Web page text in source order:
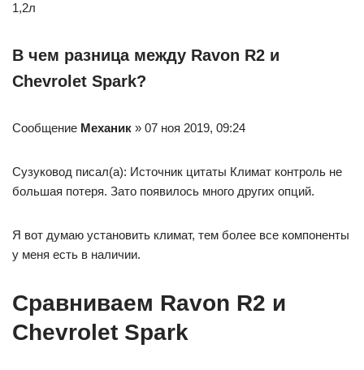
1,2л
В чем разница между Ravon R2 и
Chevrolet Spark?
Сообщение Механик » 07 ноя 2019, 09:24
Сузуковод писал(а): Источник цитаты Климат контроль не
большая потеря. Зато появилось много других опций.
Я вот думаю установить климат, тем более все компоненты
у меня есть в наличии.
Сравниваем Ravon R2 и
Chevrolet Spark